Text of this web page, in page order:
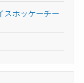
スホッケーチー